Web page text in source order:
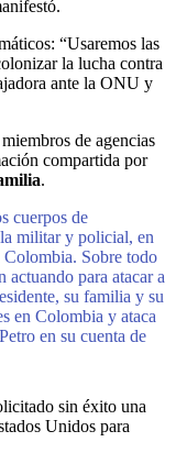
“Usaremos las
la lucha contra
ante la ONU y
de agencias
compartida por
.
cuerpos de
militar y policial, en
Colombia. Sobre todo
actuando para atacar a
su familia y su
en Colombia y ataca
en su cuenta de
sin éxito una
Unidos para